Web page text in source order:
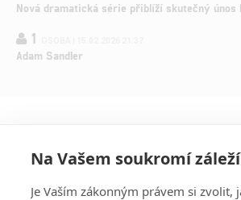
Nová dramatická série přiblíží skutečný
1
Adam Sandler
Na Vašem soukromí záleží
Je Vaším zákonným právem si zvolit,